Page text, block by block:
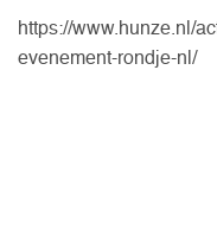
https://www.hunze.nl/
evenement-rondje-nl/